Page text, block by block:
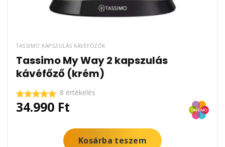
TASSIMO KAPSZULÁS KÁVÉFŐZŐK
Tassimo My Way 2 kapszulás
kávéfőző (krém)
Értékelés:
5.00/ 5
8 értékelés
34.990 Ft
Kosárba teszem